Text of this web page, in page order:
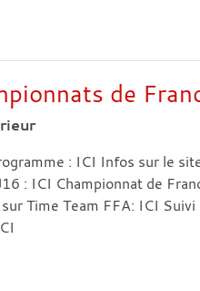
de
: ICI Infos sur le
: ICI Championnat de
Time Team FFA: ICI